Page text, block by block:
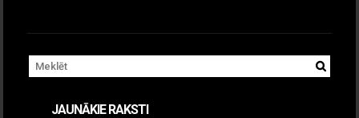
JAUNĀKIE RAKSTI